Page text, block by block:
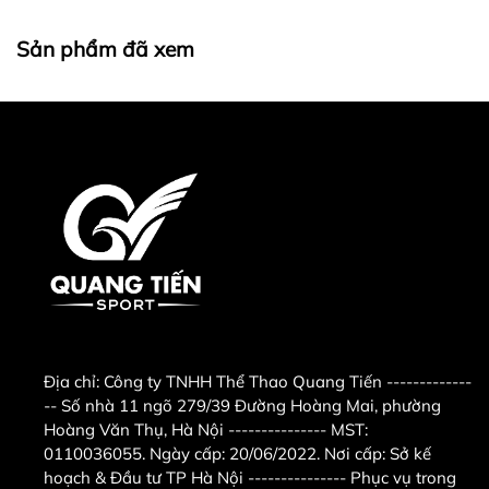
giúp bạn dễ dàng tiếp cận các bộ phận
Thiết bị tích hợp hệ thống kháng lực tự
phát điện không những giúp tiết kiệm
năng lượng mà còn có thể tự tạo ra
nguồn điện 250W thân thiện với môi
trường, đem lại sự linh hoạt trong việc bố
các vị trí ổ cắm điện.
2. Hình ảnh sản phẩm
Sản phẩm đã xem
Địa chỉ: Công ty TNHH Thể Thao Quang Tiến -------------
-- Số nhà 11 ngõ 279/39 Đường Hoàng Mai, phường
Hoàng Văn Thụ, Hà Nội --------------- MST:
0110036055. Ngày cấp: 20/06/2022. Nơi cấp: Sở kế
hoạch & Đầu tư TP Hà Nội --------------- Phục vụ trong